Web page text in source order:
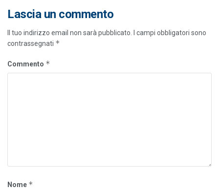
Lascia un commento
Il tuo indirizzo email non sarà pubblicato.
I campi obbligatori sono
contrassegnati *
Commento *
Nome *